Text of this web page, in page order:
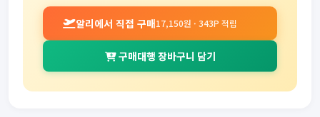
알리에서 직접 구매17,150원 · 343P 적립
구매대행 장바구니 담기